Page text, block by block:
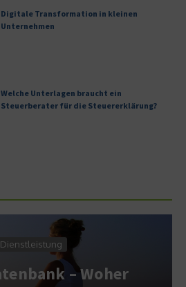
Digitale Transformation in kleinen
Unternehmen
Welche Unterlagen braucht ein
Steuerberater für die Steuererklärung?
Service & Wissen
Selbstbewusst und